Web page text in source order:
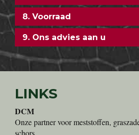
8. Voorraad
9. Ons advies aan u
LINKS
DCM
Onze partner voor meststoffen,
schors